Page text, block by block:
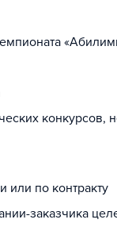
конкурсов,
или по контракту
заказчика